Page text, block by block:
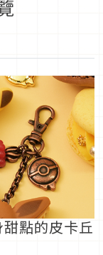
點的皮卡丘